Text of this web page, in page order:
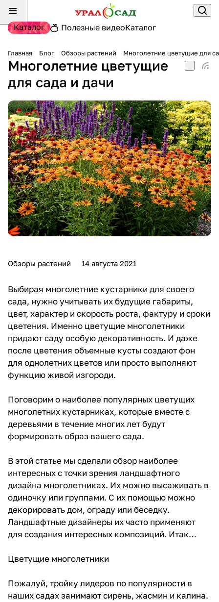
Каталог Полезные видеоКаталог
Главная Блог Обзоры растений Многолетние цветущие для
Многолетние цветущие
для сада и дачи
Обзоры растений 14 августа 2021
Выбирая многолетние кустарники для своего
сада, нужно учитывать их будущие габариты,
цвет, характер и скорость роста, фактуру и сроки
цветения. Именно цветущие многолетники
придают саду особую декоративность. И даже
после цветения объемные кусты создают фон
для однолетних цветов или просто выполняют
функцию живой изгороди.
Поговорим о наиболее популярных цветущих
многолетних кустарниках, которые вместе с
деревьями в течение многих лет будут
формировать образ вашего сада.
В этой статье мы сделали обзор наиболее
интересных с точки зрения ландшафтного
дизайна многолетниках. Их можно высаживать в
одиночку или группами. С их помощью можно
декорировать дом, ограду или беседку.
Ландшафтные дизайнеры их часто применяют
для создания интересных композиций. Итак…
Цветущие многолетники
Пожалуй, тройку лидеров по популярности в
наших садах занимают сирень, жасмин и калина.